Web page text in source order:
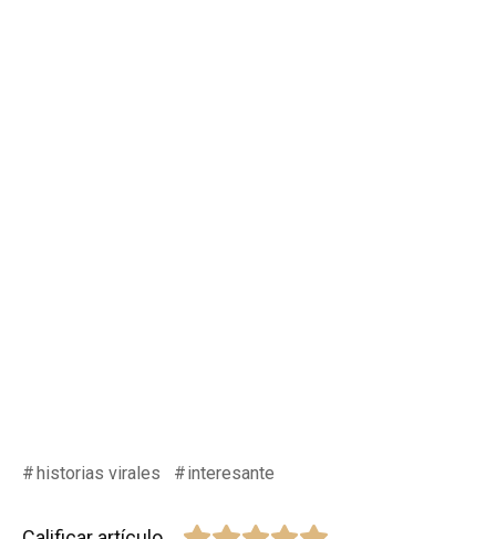
historias virales interesante